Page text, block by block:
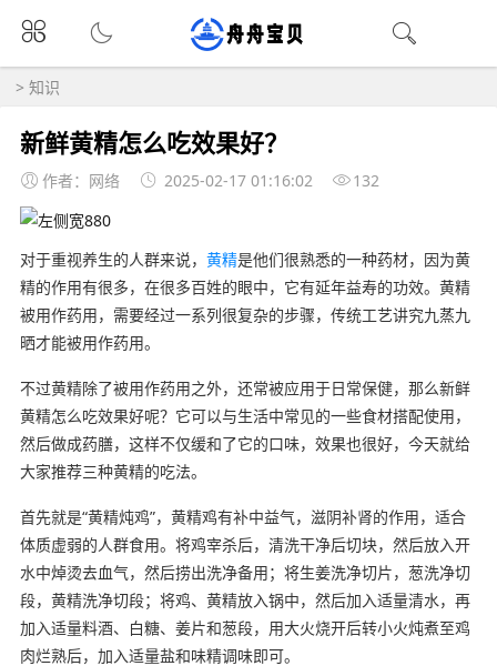
> 知识
新鲜黄精怎么吃效果好？
作者：网络 2025-02-17 01:16:02 132
对于重视养生的人群来说， 黄精是他们很熟悉的一种药材，因为黄
精的作用有很多，在很多百姓的眼中，它有延年益寿的功效。黄精
被用作药用，需要经过一系列很复杂的步骤，传统工艺讲究九蒸九
晒才能被用作药用。
不过黄精除了被用作药用之外，还常被应用于日常保健，那么新鲜
黄精怎么吃效果好呢？它可以与生活中常见的一些食材搭配使用，
然后做成药膳，这样不仅缓和了它的口味，效果也很好，今天就给
大家推荐三种黄精的吃法。
首先就是“黄精炖鸡”，黄精鸡有补中益气，滋阴补肾的作用，适合
体质虚弱的人群食用。将鸡宰杀后，清洗干净后切块，然后放入开
水中焯烫去血气，然后捞出洗净备用；将生姜洗净切片，葱洗净切
段，黄精洗净切段；将鸡、黄精放入锅中，然后加入适量清水，再
加入适量料酒、白糖、姜片和葱段，用大火烧开后转小火炖煮至鸡
肉烂熟后，加入适量盐和味精调味即可。